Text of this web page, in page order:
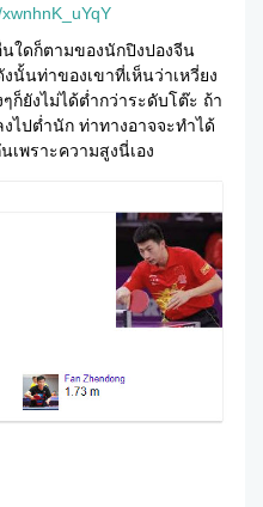
ใดก็ตามของนักปิงปองจีน
นั้นท่าของเขาที่เห็นว่าเหวี่ยง
ก็ยังไม่ได้ต่ำกว่าระดับโต๊ะ ถ้า
ไปต่ำนัก ท่าทางอาจจะทำได้
พราะความสูงนี่เอง